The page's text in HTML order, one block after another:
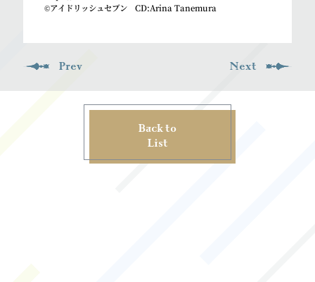
©アイドリッシュセブン CD:Arina Tanemura
Prev Next
Back to
List